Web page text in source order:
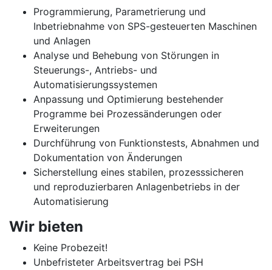
Programmierung, Parametrierung und
Inbetriebnahme von SPS-gesteuerten Maschinen
und Anlagen
Analyse und Behebung von Störungen in
Steuerungs-, Antriebs- und
Automatisierungssystemen
Anpassung und Optimierung bestehender
Programme bei Prozessänderungen oder
Erweiterungen
Durchführung von Funktionstests, Abnahmen und
Dokumentation von Änderungen
Sicherstellung eines stabilen, prozesssicheren
und reproduzierbaren Anlagenbetriebs in der
Automatisierung
Wir bieten
Keine Probezeit!
Unbefristeter Arbeitsvertrag bei PSH